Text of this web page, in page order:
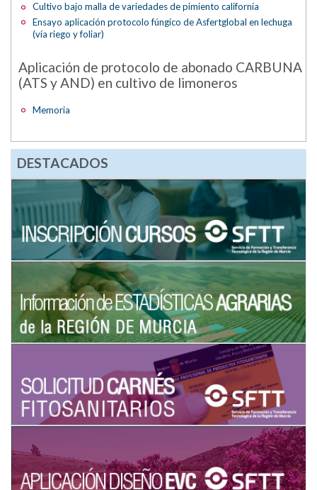
Cultivo bajo malla de variedades de pimiento california
Ensayo aplicación protocolo fúngico de Asfertglobal en lechuga
(vía riego y foliar)
Aplicación de protocolo de abonado CARBUNA
(ATS y AND) en cultivo de limoneros
Memoria
DESTACADOS